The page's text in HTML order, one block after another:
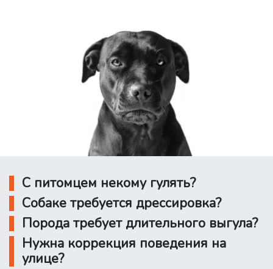
С питомцем некому гулять?
Собаке требуется дрессировка?
Порода требует длительного выгула?
Нужна коррекция поведения на
улице?